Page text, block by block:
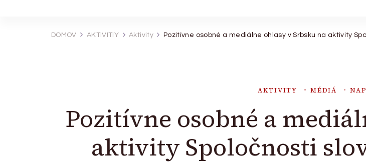
DOMOV AKTIVITIY Aktivity Pozitívne osobné a mediálne ohlasy v Srbsku na aktivity
AKTIVITY MÉDIÁ
Pozitívne osobné a
aktivity Spoločnosti